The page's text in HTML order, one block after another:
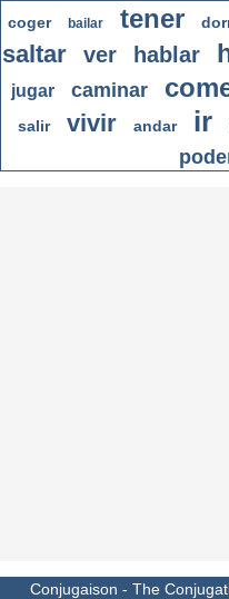
coger bailar tener
saltar
ver hablar
jugar caminar
salir vivir andar ir
Conjugaison - The